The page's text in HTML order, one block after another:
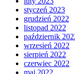
styczeń 2023
grudzień 2022
listopad 2022
październik
wrzesień 2022
sierpień 2022
czerwiec 2022
maj 2022